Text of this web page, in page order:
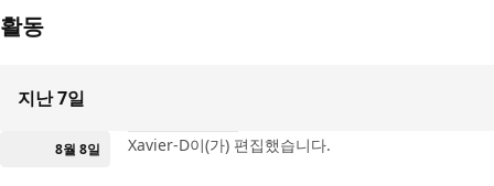
활동
지난 7일
8월 8일 Xavier-D이(가) 편집했습니다.